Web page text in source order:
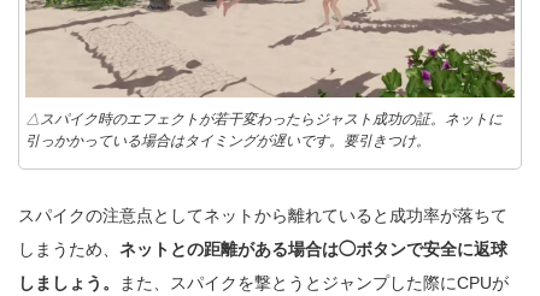
△スパイク時のエフェクトが若干変わったらジャスト成功の証。ネットに
引っかかっている場合はタイミングが遅いです。要引きつけ。
スパイクの注意点としてネットから離れていると成功率が落ちて
しまうため、 ネットとの距離がある場合は◯ボタンで安全に返球
しましょう。
また、スパイクを撃とうとジャンプした際にCPUが